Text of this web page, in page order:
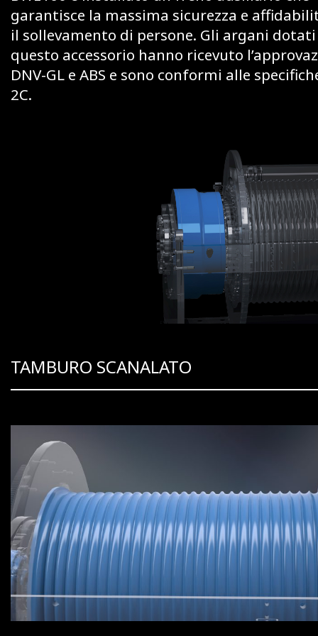
garantisce la massima sicurezza e
il sollevamento di persone. Gli argani
questo accessorio hanno ricevuto
DNV-GL e ABS e sono conformi alle
2C.
TAMBURO SCANALATO